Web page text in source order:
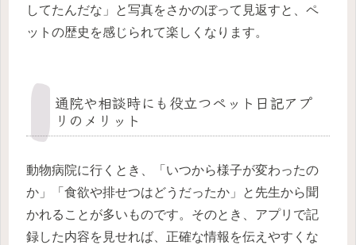
してたんだな」と写真をさかのぼって見返すと、ペ
ットの歴史を感じられて楽しくなります。
通院や相談時にも役立つペット日記アプ
リのメリット
動物病院に行くとき、「いつから様子が変わったの
か」「食欲や排せつはどうだったか」と先生から聞
かれることが多いものです。そのとき、アプリで記
録した内容を見せれば、正確な情報を伝えやすくな